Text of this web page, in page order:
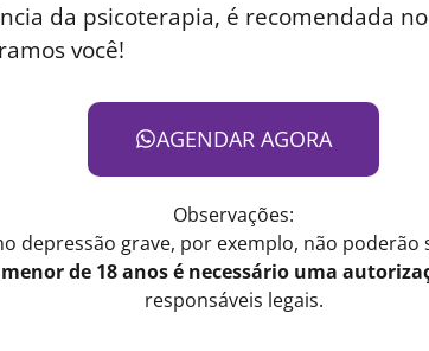
da psicoterapia, é recomendada
você!
AGENDAR AGORA
Observações:
depressão grave, por exemplo, não
menor de 18 anos é necessário uma
responsáveis legais.